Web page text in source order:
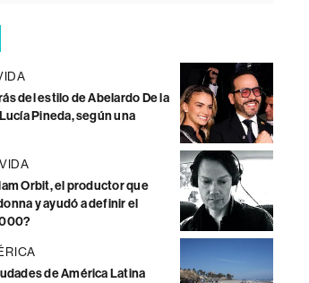
del estilo de Abelardo De la
Pineda, según una
Orbit, el productor que
y ayudó a definir el
de América Latina